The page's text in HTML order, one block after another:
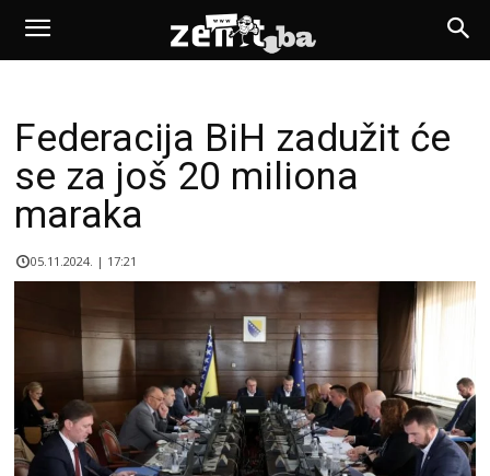
Federacija BiH zadužit će
se za još 20 miliona
maraka
05.11.2024. | 17:21